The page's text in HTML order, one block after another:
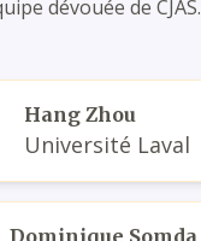
dévouée de CJAS.
Hang Zhou
Université Laval